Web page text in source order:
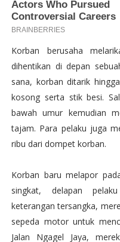
Korban berusaha
dihentikan di depan
sana, korban ditarik
kosong serta stik besi.
bawah umur kemudian
tajam. Para pelaku juga
ribu dari dompet korban.
Korban baru melapor
singkat, delapan
keterangan tersangka,
sepeda motor untuk
Jalan Ngagel Jaya,